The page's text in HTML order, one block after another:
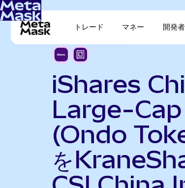
トレード マネー 開発者
iShares
Large-Cap
(Ondo
を